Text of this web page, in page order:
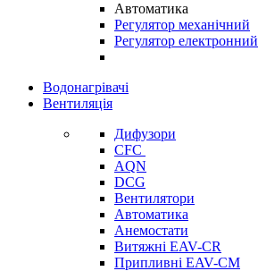
Автоматика
Регулятор механічний
Регулятор електронний
Водонагрівачі
Вентиляція
Дифузори
CFC
AQN
DCG
Вентилятори
Автоматика
Анемостати
Витяжні EAV-CR
Припливні EAV-CM